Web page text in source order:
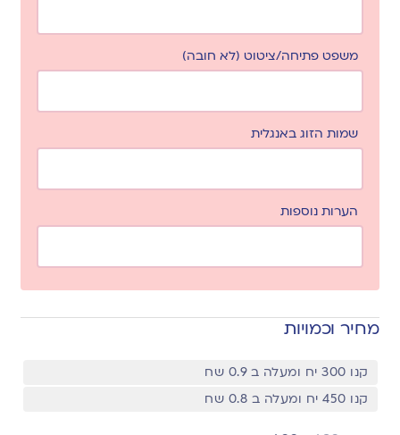
משפט פתיחה/ציטוט (לא חובה)
שמות הזוג באנגלית
הערות נוספות
מחיר וכמויות
קנו 300 יח ומעלה ב 0.9 שח
קנו 450 יח ומעלה ב 0.8 שח